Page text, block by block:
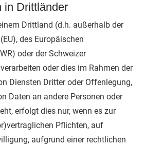
in Drittländer
Drittland (d.h. außerhalb der
des Europäischen
oder der Schweizer
oder dies im Rahmen der
Diensten Dritter oder Offenlegung,
Daten an andere Personen oder
erfolgt dies nur, wenn es zur
Pflichten, auf
aufgrund einer rechtlichen